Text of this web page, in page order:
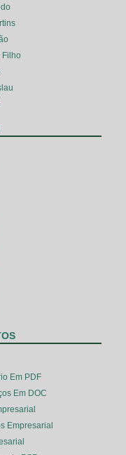
Filho
Em PDF
Em DOC
Empresarial